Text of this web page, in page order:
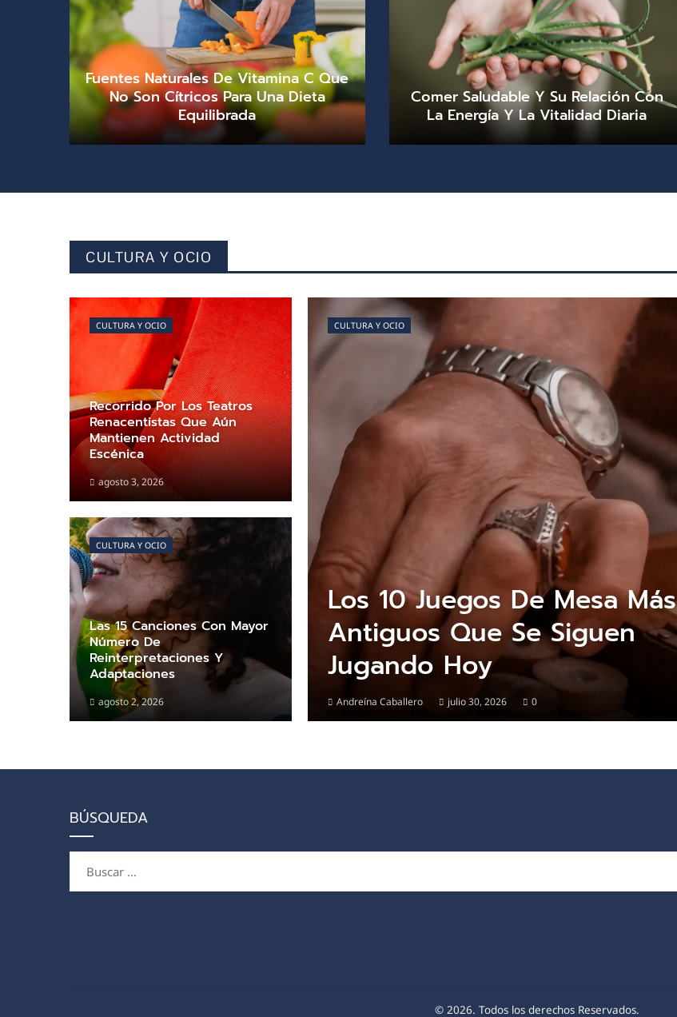
Fuentes Naturales De Vitamina C Que
No Son Cítricos Para Una Dieta
Equilibrada
demo julio 31, 2026 0
Comer Saludable Y Su Relación Con
La Energía Y La Vitalidad Diaria
CULTURA Y OCIO
CULTURA Y OCIO
Recorrido Por Los Teatros
Renacentistas Que Aún
Mantienen Actividad
Escénica
agosto 3, 2026
CULTURA Y OCIO
Las 15 Canciones Con Mayor
Número De
Reinterpretaciones Y
Adaptaciones
agosto 2, 2026
CULTURA Y OCIO
Los 10 Juegos De Mesa Más
Antiguos Que Se Siguen
Jugando Hoy
Andreína Caballero julio 30, 2026 0
BÚSQUEDA
© 2026. Todos los derechos Reservados.